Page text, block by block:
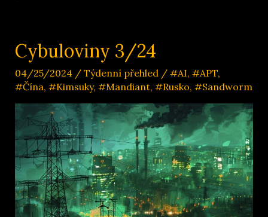
Cybuloviny 3/24
04/25/2024 / Týdenní přehled / #AI, #APT,
#Čína, #Kimsuky, #Mandiant, #Rusko, #Sandworm